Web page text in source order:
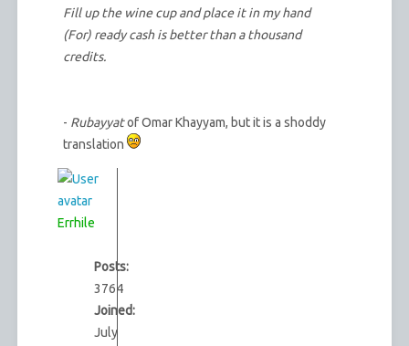
Fill up the wine cup and place it in my hand
(For) ready cash is better than a thousand
credits.
- Rubayyatof Omar Khayyam, but it is a shoddy
translation
Errhile
Posts:
3764
Joined:
July